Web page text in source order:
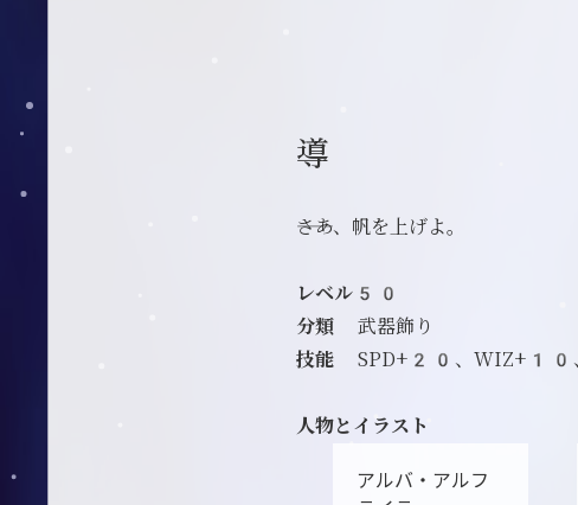
導
――さあ、帆を上げよ。
レベル50
分類 武器飾り
技能 SPD+20、WIZ+10、
人物とイラスト
アルバ・アルフ